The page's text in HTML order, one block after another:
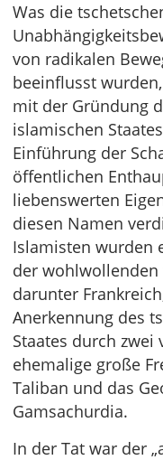
Was die
von radikalen
beeinflusst
mit der Gründung
islamischen
Einführung der
öffentlichen
liebenswerten
diesen Namen
Islamisten wurden
der wohlwollenden
darunter
Anerkennung des
Staates durch zwei
ehemalige große
Taliban und das
Gamsachurdia.
In der Tat war der